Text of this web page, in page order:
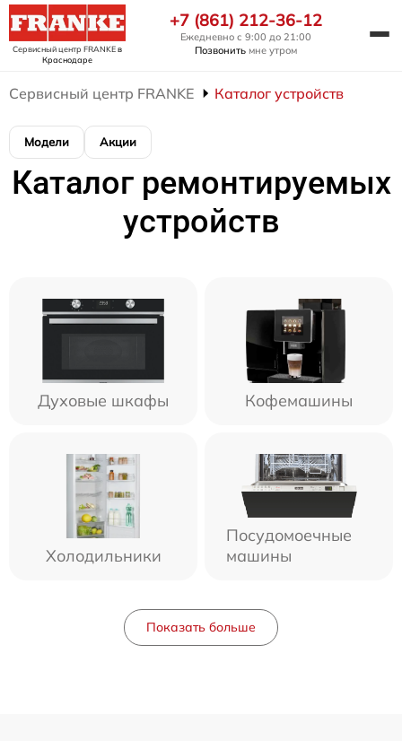
Сервисный центр FRANKEв
Краснодаре
+7 (861) 212-36-12
Ежедневно с 9:00 до 21:00
Позвонить мне утром
Сервисный центр FRANKE Каталог устройств
Модели Акции
Каталог ремонтируемых
устройств
Духовые шкафы Кофемашины
Холодильники
Посудомоечные
машины
Показать больше